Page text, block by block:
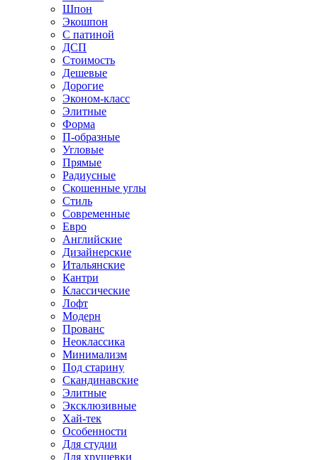
Шпон
Экошпон
С патиной
ДСП
Стоимость
Дешевые
Дорогие
Эконом-класс
Элитные
Форма
П-образные
Угловые
Прямые
Радиусные
Скошенные углы
Стиль
Современные
Евро
Английские
Дизайнерские
Итальянские
Кантри
Классические
Лофт
Модерн
Прованс
Неоклассика
Минимализм
Под старину
Скандинавские
Элитные
Эксклюзивные
Хай-тек
Особенности
Для студии
Для хрущевки